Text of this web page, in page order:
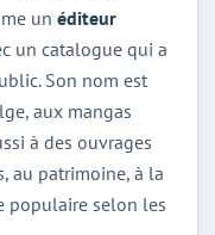
un éditeur
un catalogue qui a
Son nom est
aux mangas
à des ouvrages
au patrimoine, à la
populaire selon les